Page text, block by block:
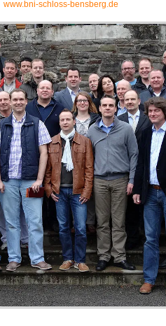
www.bni-schloss-bensberg.de